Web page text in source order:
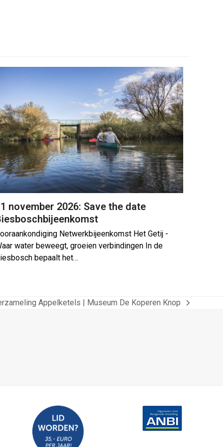
november 2026: Save the date
Netwerkbijeenkomst Het Getij -
water beweegt, groeien verbindingen In de
bepaalt het…
Appelketels | Museum De Koperen Knop